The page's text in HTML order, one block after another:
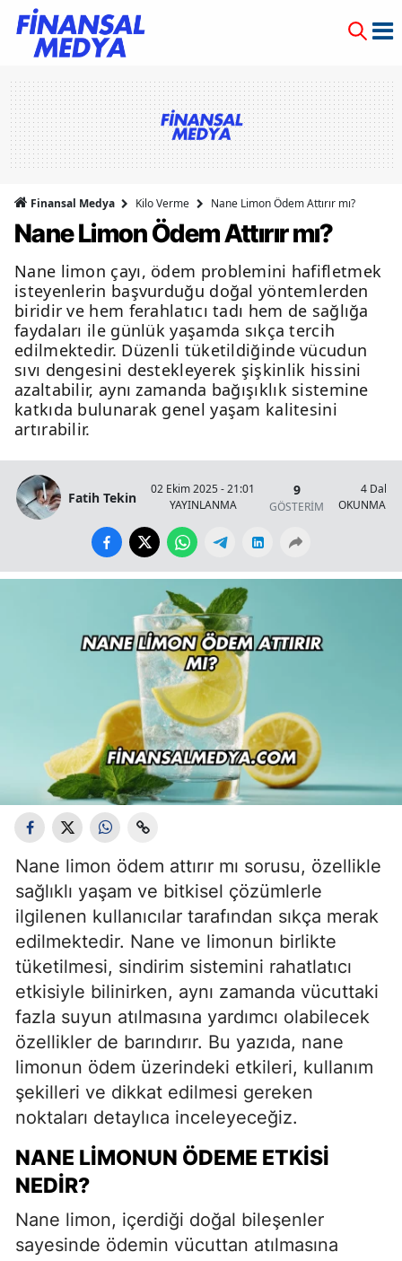
Finansal Medya Kilo Verme Nane Limon Ödem Attırır mı?
Nane Limon Ödem Attırır mı?
Nane limon çayı, ödem problemini hafifletmek
isteyenlerin başvurduğu doğal yöntemlerden
biridir ve hem ferahlatıcı tadı hem de sağlığa
faydaları ile günlük yaşamda sıkça tercih
edilmektedir. Düzenli tüketildiğinde vücudun
sıvı dengesini destekleyerek şişkinlik hissini
azaltabilir, aynı zamanda bağışıklık sistemine
katkıda bulunarak genel yaşam kalitesini
artırabilir.
Fatih Tekin
02 Ekim 2025 - 21:01
YAYINLANMA
9
GÖSTERİM
4
OKUNMA
Nane limon ödem attırır mı sorusu, özellikle
sağlıklı yaşam ve bitkisel çözümlerle
ilgilenen kullanıcılar tarafından sıkça merak
edilmektedir. Nane ve limonun birlikte
tüketilmesi, sindirim sistemini rahatlatıcı
etkisiyle bilinirken, aynı zamanda vücuttaki
fazla suyun atılmasına yardımcı olabilecek
özellikler de barındırır. Bu yazıda, nane
limonun ödem üzerindeki etkileri, kullanım
şekilleri ve dikkat edilmesi gereken
noktaları detaylıca inceleyeceğiz.
NANE LIMONUN ÖDEME ETKISI
NEDIR?
Nane limon, içerdiği doğal bileşenler
sayesinde ödemin vücuttan atılmasına